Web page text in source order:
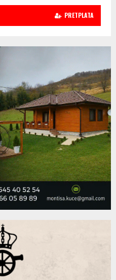
PRETPLATA